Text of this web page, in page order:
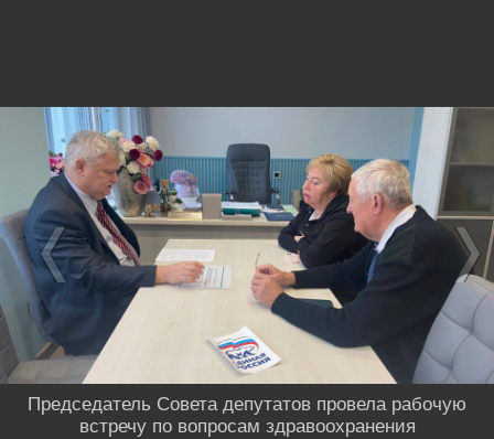
Председатель Совета депутатов провела рабочую
встречу по вопросам здравоохранения